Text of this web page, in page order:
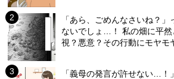
「あら、ごめんなさいね？
ないでしょ…！ 私の畑に平
視？悪意？その行動にモヤモ
「義母の発言が許せない…！